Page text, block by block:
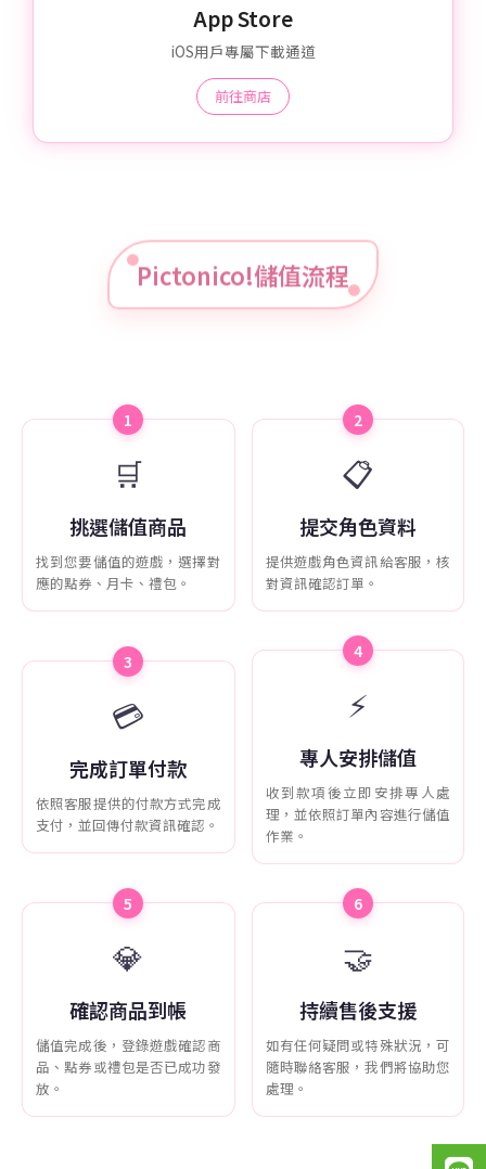
App Store
iOS用戶專屬下載通道
前往商店
Pictonico!儲值流程
1
🛒
挑選儲值商品
找到您要儲值的遊戲，選擇對
應的點券、月卡、禮包。
2
📋
提交角色資料
提供遊戲角色資訊給客服，核
對資訊確認訂單。
3
💳
完成訂單付款
依照客服提供的付款方式完成
支付，並回傳付款資訊確認。
4
⚡
專人安排儲值
收到款項後立即安排專人處
理，並依照訂單內容進行儲值
作業。
5
💎
確認商品到帳
儲值完成後，登錄遊戲確認商
品、點券或禮包是否已成功發
放。
6
🤝
持續售後支援
如有任何疑問或特殊狀況，可
隨時聯絡客服，我們將協助您
處理。